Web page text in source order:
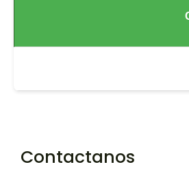
Contactanos